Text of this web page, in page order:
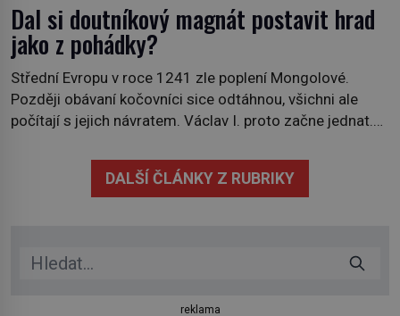
Dal si doutníkový magnát postavit hrad
jako z pohádky?
Střední Evropu v roce 1241 zle poplení Mongolové.
Později obávaní kočovníci sice odtáhnou, všichni ale
počítají s jejich návratem. Václav I. proto začne jednat.
pečlivě připravit! Český král Václav I. (1205–1253)
přijme opatření, která mají posílit obranu jeho království.
DALŠÍ ČLÁNKY Z RUBRIKY
reklama